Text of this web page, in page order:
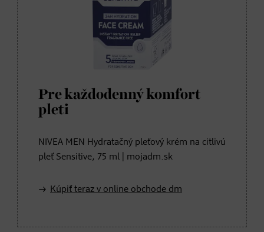
Pre každodenný komfort
pleti
NIVEA MEN Hydratačný pleťový krém na citlivú
pleť Sensitive, 75 ml | mojadm.sk
Kúpiť teraz v online obchode dm